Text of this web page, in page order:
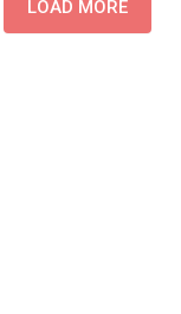
LOAD MORE